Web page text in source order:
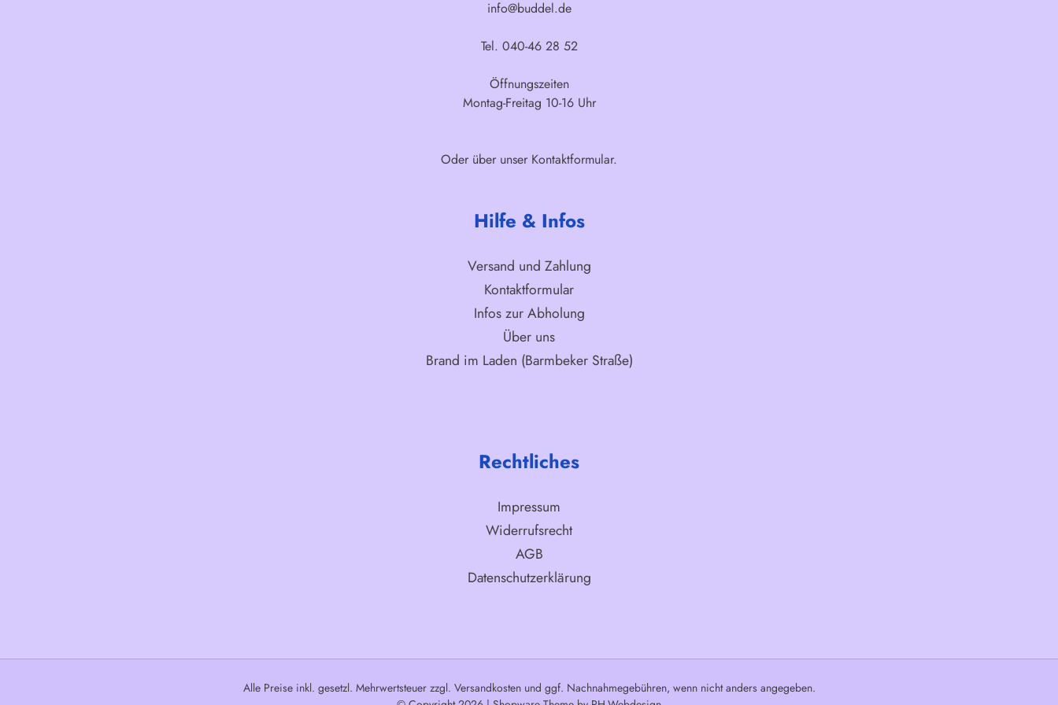
info@buddel.de
Tel. 040-46 28 52
Öffnungszeiten
Montag-Freitag 10-16 Uhr
Oder über unser Kontaktformular.
Hilfe & Infos
Versand und Zahlung
Kontaktformular
Infos zur Abholung
Über uns
Brand im Laden (Barmbeker Straße)
Rechtliches
Impressum
Widerrufsrecht
AGB
Datenschutzerklärung
Alle Preise inkl. gesetzl. Mehrwertsteuer zzgl. Versandkostenund ggf. Nachnahmegebühren, wenn nicht anders angegeben.